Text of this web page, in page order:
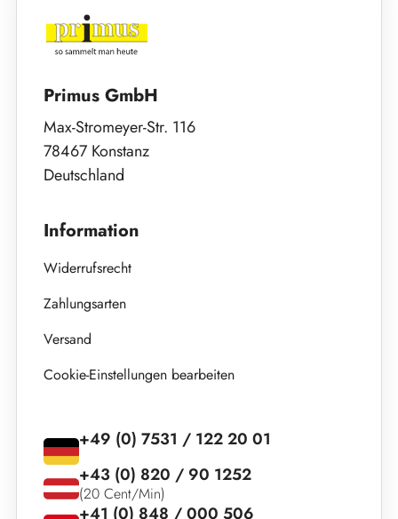
Primus GmbH
Max-Stromeyer-Str. 116
78467 Konstanz
Deutschland
Information
Widerrufsrecht
Zahlungsarten
Versand
Cookie-Einstellungen bearbeiten
+49 (0) 7531 / 122 20 01
+43 (0) 820 / 90 1252
(20 Cent/Min)
+41 (0) 848 / 000 506